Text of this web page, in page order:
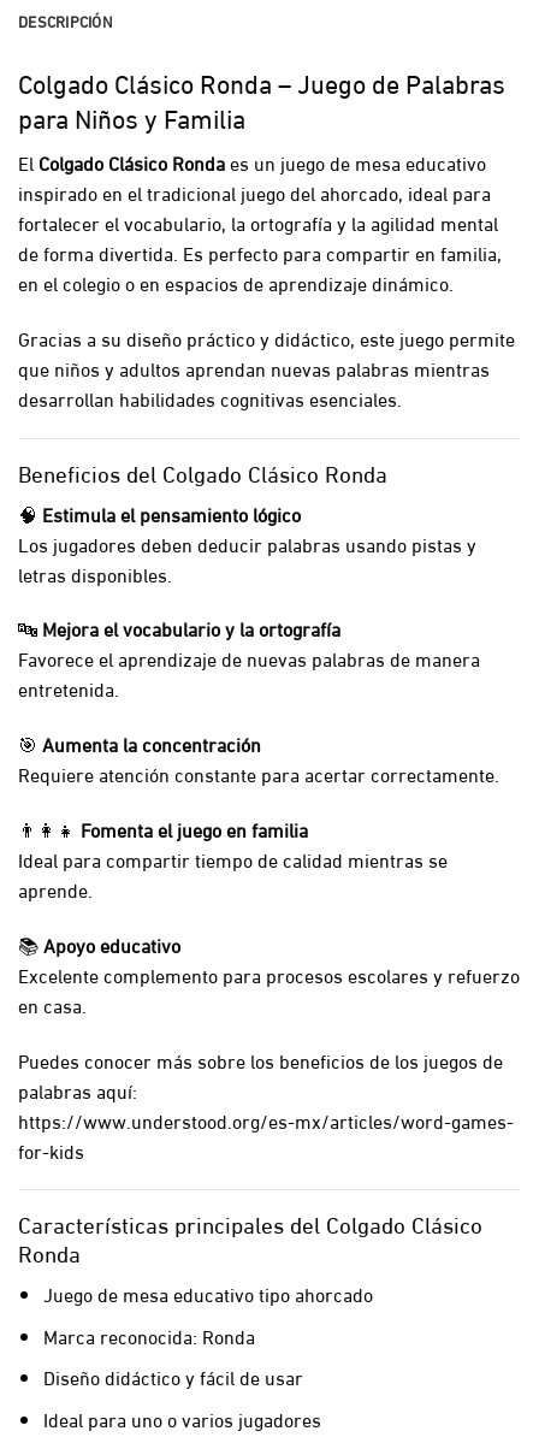
DESCRIPCIÓN
Colgado Clásico Ronda – Juego de Palabras
para Niños y Familia
El Colgado Clásico Rondaes un juego de mesa educativo
inspirado en el tradicional juego del ahorcado, ideal para
fortalecer el vocabulario, la ortografía y la agilidad mental
de forma divertida. Es perfecto para compartir en familia,
en el colegio o en espacios de aprendizaje dinámico.
Gracias a su diseño práctico y didáctico, este juego permite
que niños y adultos aprendan nuevas palabras mientras
desarrollan habilidades cognitivas esenciales.
Beneficios del Colgado Clásico Ronda
🧠 Estimula el pensamiento lógico
Los jugadores deben deducir palabras usando pistas y
letras disponibles.
🔤 Mejora el vocabulario y la ortografía
Favorece el aprendizaje de nuevas palabras de manera
entretenida.
🎯 Aumenta la concentración
Requiere atención constante para acertar correctamente.
👨‍👩‍👧 Fomenta el juego en familia
Ideal para compartir tiempo de calidad mientras se
aprende.
📚Apoyo educativo
Excelente complemento para procesos escolares y refuerzo
en casa.
Puedes conocer más sobre los beneficios de los juegos de
palabras aquí:
https://www.understood.org/es-mx/articles/word-games-
for-kids
Características principales del Colgado Clásico
Ronda
Juego de mesa educativo tipo ahorcado
Marca reconocida: Ronda
Diseño didáctico y fácil de usar
Ideal para uno o varios jugadores